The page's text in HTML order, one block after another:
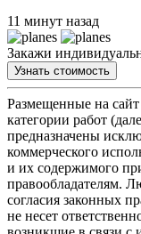
11 минут назад
Закажи
Узнать стоимость
Размещенные на
категории работ
предназначены
коммерческого
и их содержимого
правообладателям.
согласия законных
не несет